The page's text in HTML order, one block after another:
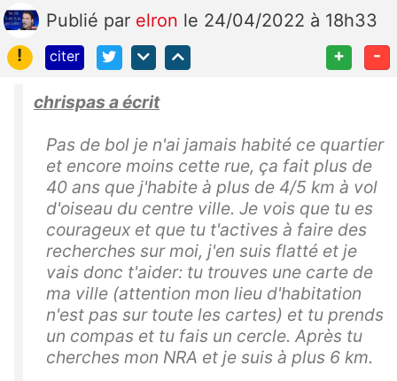
Publié par elron le 24/04/2022 à 18h33
!
citer + -
chrispas a écrit
Pas de bol je n'ai jamais habité ce quartier
et encore moins cette rue, ça fait plus de
40 ans que j'habite à plus de 4/5 km à vol
d'oiseau du centre ville. Je vois que tu es
courageux et que tu t'actives à faire des
recherches sur moi, j'en suis flatté et je
vais donc t'aider: tu trouves une carte de
ma ville (attention mon lieu d'habitation
n'est pas sur toute les cartes) et tu prends
un compas et tu fais un cercle. Après tu
cherches mon NRA et je suis à plus 6 km.